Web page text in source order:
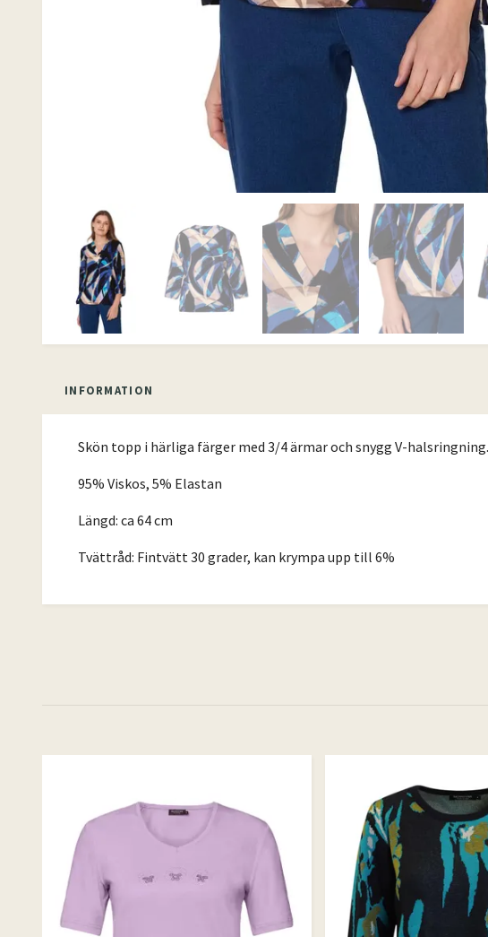
INFORMATION
Skön topp i härliga färger med 3/4 ärmar och snygg V-
95% Viskos, 5% Elastan
Längd: ca 64 cm
Tvättråd: Fintvätt 30 grader, kan krympa upp till 6%